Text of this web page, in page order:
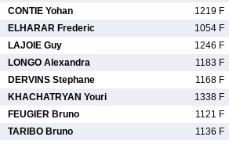
CONTIE Yohan
1219 F
ELHARAR Frederic
1054 F
LAJOIE Guy
1246 F
LONGO Alexandra
1183 F
DERVINS Stephane
1168 F
KHACHATRYAN Youri
1338 F
FEUGIER Bruno
1121 F
TARIBO Bruno
1136 F